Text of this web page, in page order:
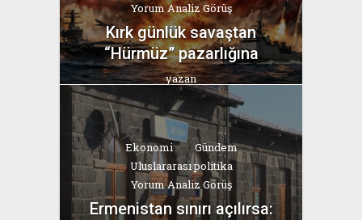
Yorum Analiz Görüş
Kırk günlük savaştan
“Hürmüz” pazarlığına
yazan
Bahri Ak
Ekonomi
Gündem
Uluslararası politika
Yorum Analiz Görüş
Ermenistan sınırı açılırsa: